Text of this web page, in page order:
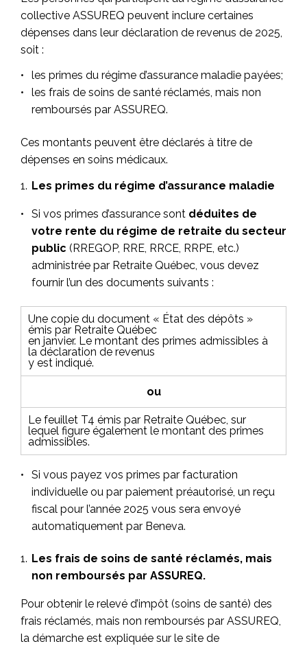
collective ASSUREQ peuvent inclure certaines
dépenses dans leur déclaration de revenus de 2025,
soit :
les primes du régime d’assurance maladie payées;
les frais de soins de santé réclamés, mais non
remboursés par ASSUREQ.
Ces montants peuvent être déclarés à titre de
dépenses en soins médicaux.
Les primes du régime d’assurance maladie
Si vos primes d’assurance sont déduites de
votre rente du régime de retraite du secteur
public (RREGOP, RRE, RRCE, RRPE, etc.)
administrée par Retraite Québec, vous devez
fournir l’un des documents suivants :
Une copie du document « État des dépôts »
émis par Retraite Québec
en janvier. Le montant des primes admissibles à
la déclaration de revenus
y est indiqué.
ou
Le feuillet T4 émis par Retraite Québec, sur
lequel figure également le montant des primes
admissibles.
Si vous payez vos primes par facturation
individuelle ou par paiement préautorisé, un reçu
fiscal pour l’année 2025 vous sera envoyé
automatiquement par Beneva.
Les frais de soins de santé réclamés, mais
non remboursés par ASSUREQ.
Pour obtenir le relevé d’impôt (soins de santé) des
frais réclamés, mais non remboursés par ASSUREQ,
la démarche est expliquée sur le site de